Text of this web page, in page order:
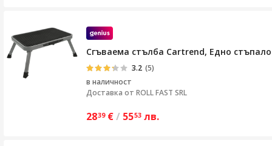
Сгъваема стълба Cartrend, Едно стъпало
3.2 (5)
в наличност
Доставка от ROLL FAST SRL
2839 €/ 5553 лв.